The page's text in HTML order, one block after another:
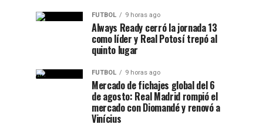
FUTBOL 9 horas ago
Always Ready cerró la jornada 13
como líder y Real Potosí trepó al
quinto lugar
FUTBOL 9 horas ago
Mercado de fichajes global del 6
de agosto: Real Madrid rompió el
mercado con Diomandé y renovó a
Vinícius